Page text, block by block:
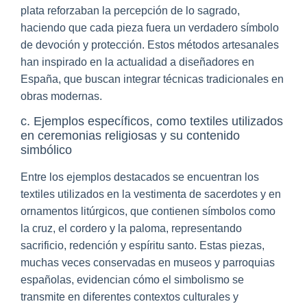
plata reforzaban la percepción de lo sagrado,
haciendo que cada pieza fuera un verdadero símbolo
de devoción y protección. Estos métodos artesanales
han inspirado en la actualidad a diseñadores en
España, que buscan integrar técnicas tradicionales en
obras modernas.
c. Ejemplos específicos, como textiles utilizados
en ceremonias religiosas y su contenido
simbólico
Entre los ejemplos destacados se encuentran los
textiles utilizados en la vestimenta de sacerdotes y en
ornamentos litúrgicos, que contienen símbolos como
la cruz, el cordero y la paloma, representando
sacrificio, redención y espíritu santo. Estas piezas,
muchas veces conservadas en museos y parroquias
españolas, evidencian cómo el simbolismo se
transmite en diferentes contextos culturales y